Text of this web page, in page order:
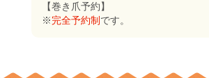
【巻き爪予約】
※完全予約制 です。